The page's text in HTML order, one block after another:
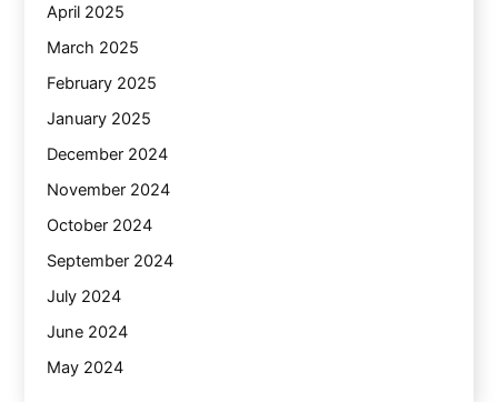
April 2025
March 2025
February 2025
January 2025
December 2024
November 2024
October 2024
September 2024
July 2024
June 2024
May 2024